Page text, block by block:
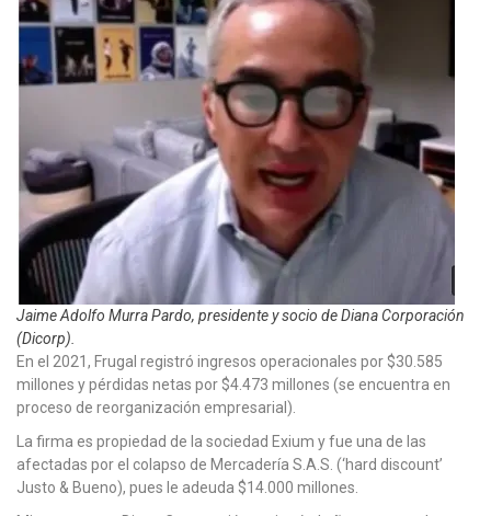
Jaime Adolfo Murra Pardo, presidente y socio de Diana Corporación
(Dicorp).
En el 2021, Frugal registró ingresos operacionales por $30.585
millones y pérdidas netas por $4.473 millones (se encuentra en
proceso de reorganización empresarial).
La firma es propiedad de la sociedad Exium y fue una de las
afectadas por el colapso de Mercadería S.A.S. (‘hard discount’
Justo & Bueno), pues le adeuda $14.000 millones.